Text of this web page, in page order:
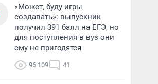
«Может, буду игры
создавать»: выпускник
получил 391 балл на ЕГЭ, но
для поступления в вуз они
ему не пригодятся
96 109 41